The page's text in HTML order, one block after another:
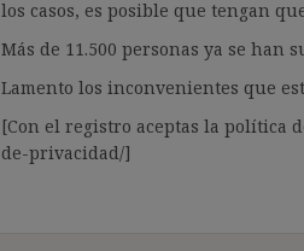
los casos, es posible que tengan
Más de 11.500 personas ya se han
Lamento los inconvenientes que
[Con el registro aceptas la política
de-privacidad/]